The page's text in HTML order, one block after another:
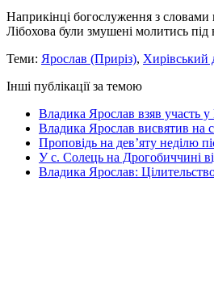
Наприкінці богослуження з словами
Лібохова були змушені молитись
Теми: Ярослав (Приріз), Хирівський
Інші публікації за темою
Владика Ярослав взяв участь
Владика Ярослав висвятив на
Проповідь на дев’яту неділю
У с. Солець на Дрогобиччині
Владика Ярослав: